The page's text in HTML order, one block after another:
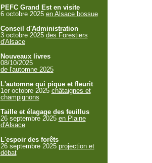
PEFC Grand Est en visite
6 octobre 2025 en Alsace bossue
Conseil d'Administration
3 octobre 2025 des Forestiers
d'Alsace
Nouveaux livres
08/10/2025
de l'automne 2025
L'automne qui pique et fleurit
1er octobre 2025 châtaignes et
champignons
Taille et élagage des feuillus
26 septembre 2025 en Plaine
d'Alsace
L'espoir des forêts
26 septembre 2025 projection et
débat